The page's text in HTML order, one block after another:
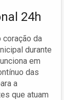
24h
coração da
durante
em
das
a
que atuam